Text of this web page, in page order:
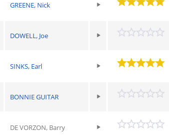
GREENE, Nick
DOWELL, Joe
SINKS, Earl
BONNIE GUITAR
DE VORZON, Barry